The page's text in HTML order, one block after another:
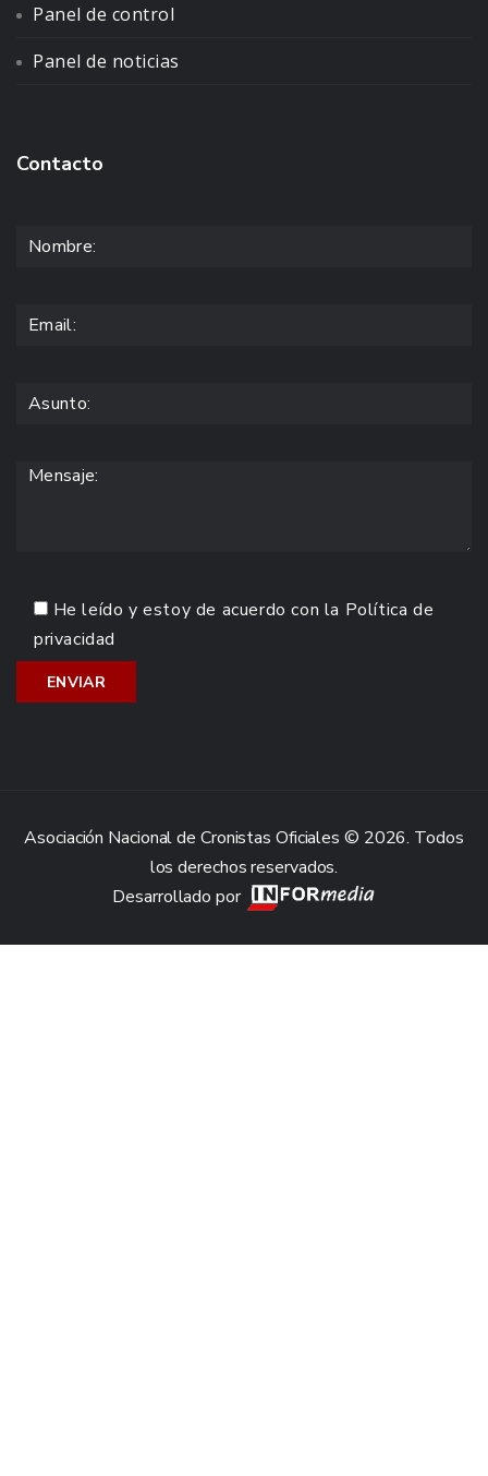
Panel de control
Panel de noticias
Contacto
He leído y estoy de acuerdo con la Política de
privacidad
Asociación Nacional de Cronistas Oficiales © 2026. Todos
los derechos reservados.
Desarrollado por